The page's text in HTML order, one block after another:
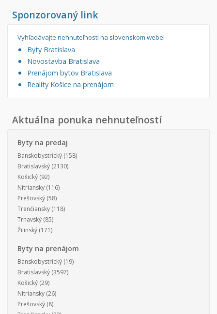
Sponzorovaný link
Vyhľadávajte nehnuteľnosti na slovenskom webe!
Byty Bratislava
Novostavba Bratislava
Prenájom bytov Bratislava
Reality Košice na prenájom
Aktuálna ponuka nehnuteľností
Byty na predaj
Banskobystrický (158)
Bratislavský (2130)
Košický (92)
Nitriansky (116)
Prešovský (58)
Trenčiansky (118)
Trnavský (85)
Žilinský (171)
Byty na prenájom
Banskobystrický (19)
Bratislavský (3597)
Košický (29)
Nitriansky (26)
Prešovský (8)